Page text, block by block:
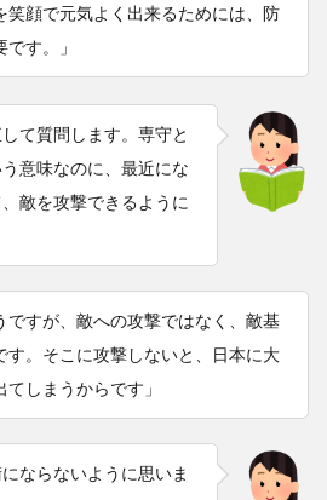
笑顔で元気よく出来るためには、防
す。」
て質問します。専守と
意味なのに、最近にな
敵を攻撃できるように
ですが、敵への攻撃ではなく、敵基
す。そこに攻撃しないと、日本に大
てしまうからです」
ならないように思いま